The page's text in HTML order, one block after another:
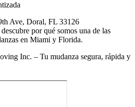
Ave, Doral, FL 33126
por qué somos una de las
en Miami y Florida.
Inc. – Tu mudanza segura, rápida y